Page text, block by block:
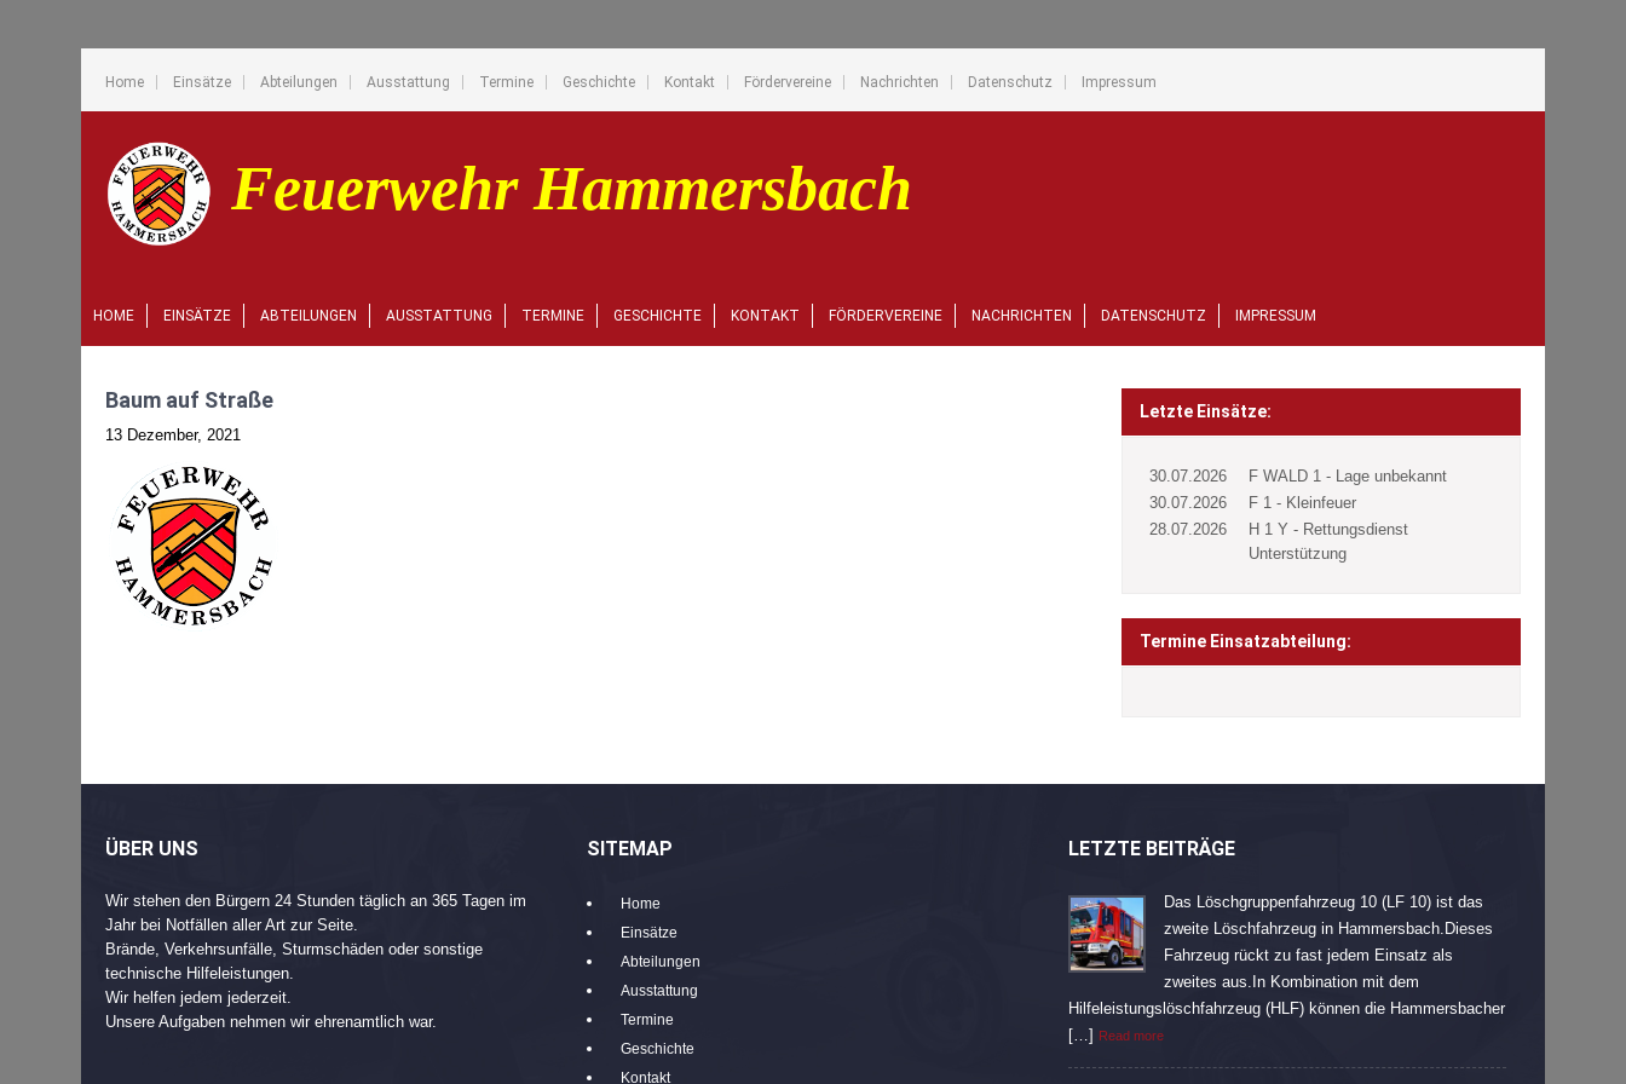
Home Einsätze Abteilungen Ausstattung Termine Geschichte Kontakt Fördervereine Nachrichten Datenschutz Impressum
HOME EINSÄTZE ABTEILUNGEN AUSSTATTUNG TERMINE GESCHICHTE KONTAKT FÖRDERVEREINE NACHRICHTEN DATENSCHUTZ IMPRESSUM
Baum auf Straße
13 Dezember, 2021
Letzte Einsätze:
30.07.2026
F WALD 1 - Lage unbekannt
30.07.2026
F 1 - Kleinfeuer
28.07.2026
H 1 Y - Rettungsdienst
Unterstützung
Termine Einsatzabteilung:
ÜBER UNS
Wir stehen den Bürgern 24 Stunden täglich an 365 Tagen im
Jahr bei Notfällen aller Art zur Seite.
Brände, Verkehrsunfälle, Sturmschäden oder sonstige
technische Hilfeleistungen.
Wir helfen jedem jederzeit.
Unsere Aufgaben nehmen wir ehrenamtlich war.
SITEMAP
Home
Einsätze
Abteilungen
Ausstattung
Termine
Geschichte
Kontakt
LETZTE BEITRÄGE
Das Löschgruppenfahrzeug 10 (LF 10) ist das
zweite Löschfahrzeug in Hammersbach.Dieses
Fahrzeug rückt zu fast jedem Einsatz als
zweites aus.In Kombination mit dem
Hilfeleistungslöschfahrzeug (HLF) können die Hammersbacher
[…] Read more